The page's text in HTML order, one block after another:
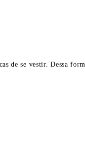
de se vestir. Dessa